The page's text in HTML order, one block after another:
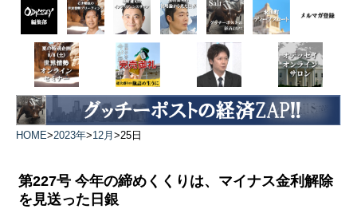
HOME>2023年>12月 >25日
第227号 今年の締めくくりは、マイナス金利解除
を見送った日銀